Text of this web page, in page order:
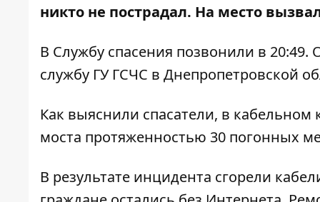
никто не пострадал. На место
В Службу спасения позвонили в
службу ГУ ГСЧС в Днепропетровской
Как выяснили спасатели, в
моста протяженностью 30 погонных
В результате инцидента сгорели